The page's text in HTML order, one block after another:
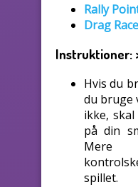
Rally
Drag
Instruktioner:
Hvis du
du bruge
ikke,
på din
Mere
spillet.